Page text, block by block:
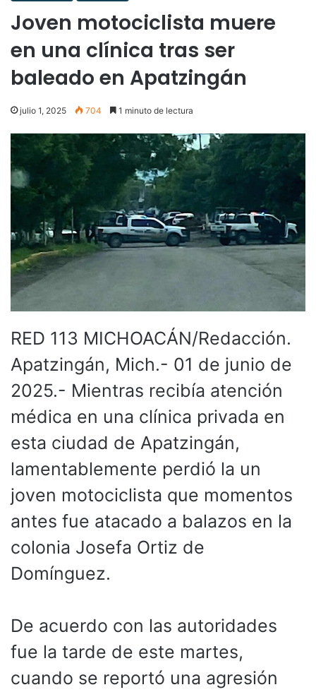
Joven motociclista muere
en una clínica tras ser
baleado en Apatzingán
julio 1, 2025 704 1 minuto de lectura
RED 113 MICHOACÁN/Redacción.
Apatzingán, Mich.- 01 de junio de
2025.- Mientras recibía atención
médica en una clínica privada en
esta ciudad de Apatzingán,
lamentablemente perdió la un
joven motociclista que momentos
antes fue atacado a balazos en la
colonia Josefa Ortiz de
Domínguez.
De acuerdo con las autoridades
fue la tarde de este martes,
cuando se reportó una agresión